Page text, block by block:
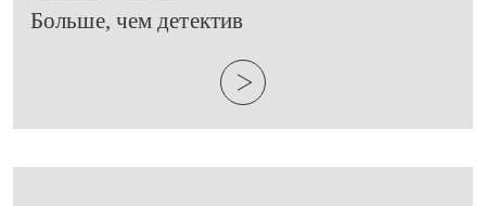
Больше, чем детектив